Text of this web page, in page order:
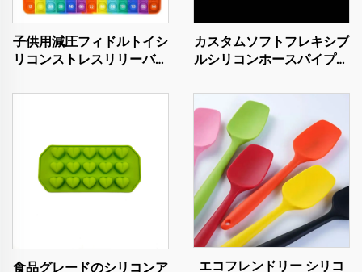
子供用減圧フィドルトイシ
リコンストレスリリーバー
＆大人用
カスタムソフトフレキシブ
ルシリコンホースパイプ薄
レード透明パルスポンプシ
リコンチューブ
食品グレードのシリコンア
エコフレンドリー シリコ